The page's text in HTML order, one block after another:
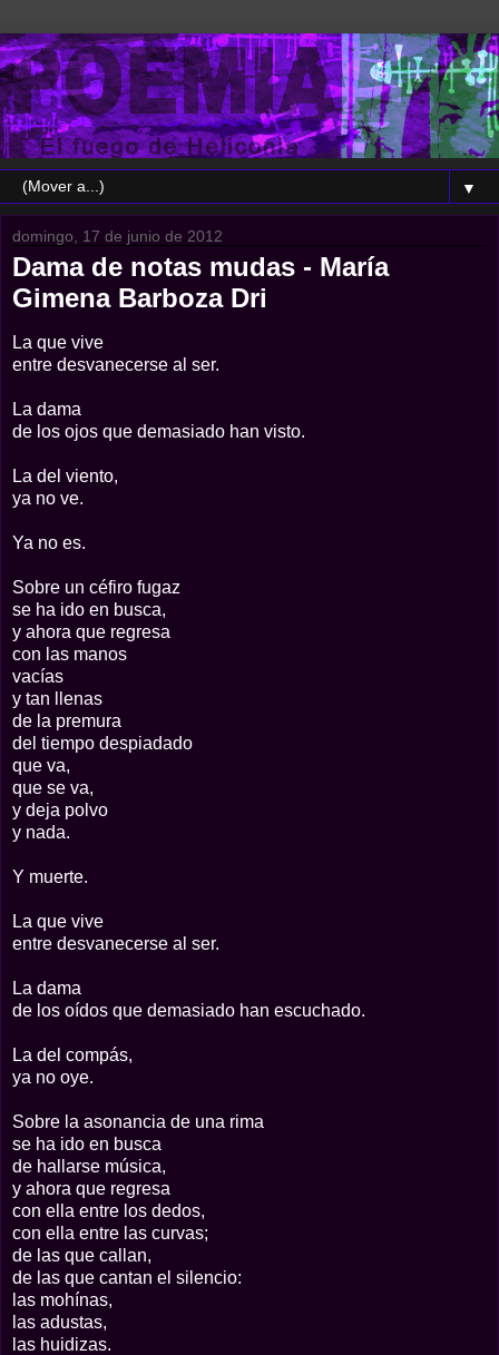
▼
domingo, 17 de junio de 2012
Dama de notas mudas - María
Gimena Barboza Dri
La que vive
entre desvanecerse al ser.
La dama
de los ojos que demasiado han visto.
La del viento,
ya no ve.
Ya no es.
Sobre un céfiro fugaz
se ha ido en busca,
y ahora que regresa
con las manos
vacías
y tan llenas
de la premura
del tiempo despiadado
que va,
que se va,
y deja polvo
y nada.
Y muerte.
La que vive
entre desvanecerse al ser.
La dama
de los oídos que demasiado han escuchado.
La del compás,
ya no oye.
Sobre la asonancia de una rima
se ha ido en busca
de hallarse música,
y ahora que regresa
con ella entre los dedos,
con ella entre las curvas;
de las que callan,
de las que cantan el silencio:
las mohínas,
las adustas,
las huidizas.